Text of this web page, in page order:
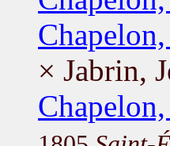
Chapelon,
× Jabrin,
Chapelon,